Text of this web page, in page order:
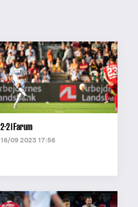
2-2 i Farum
16/09 2023 17:56